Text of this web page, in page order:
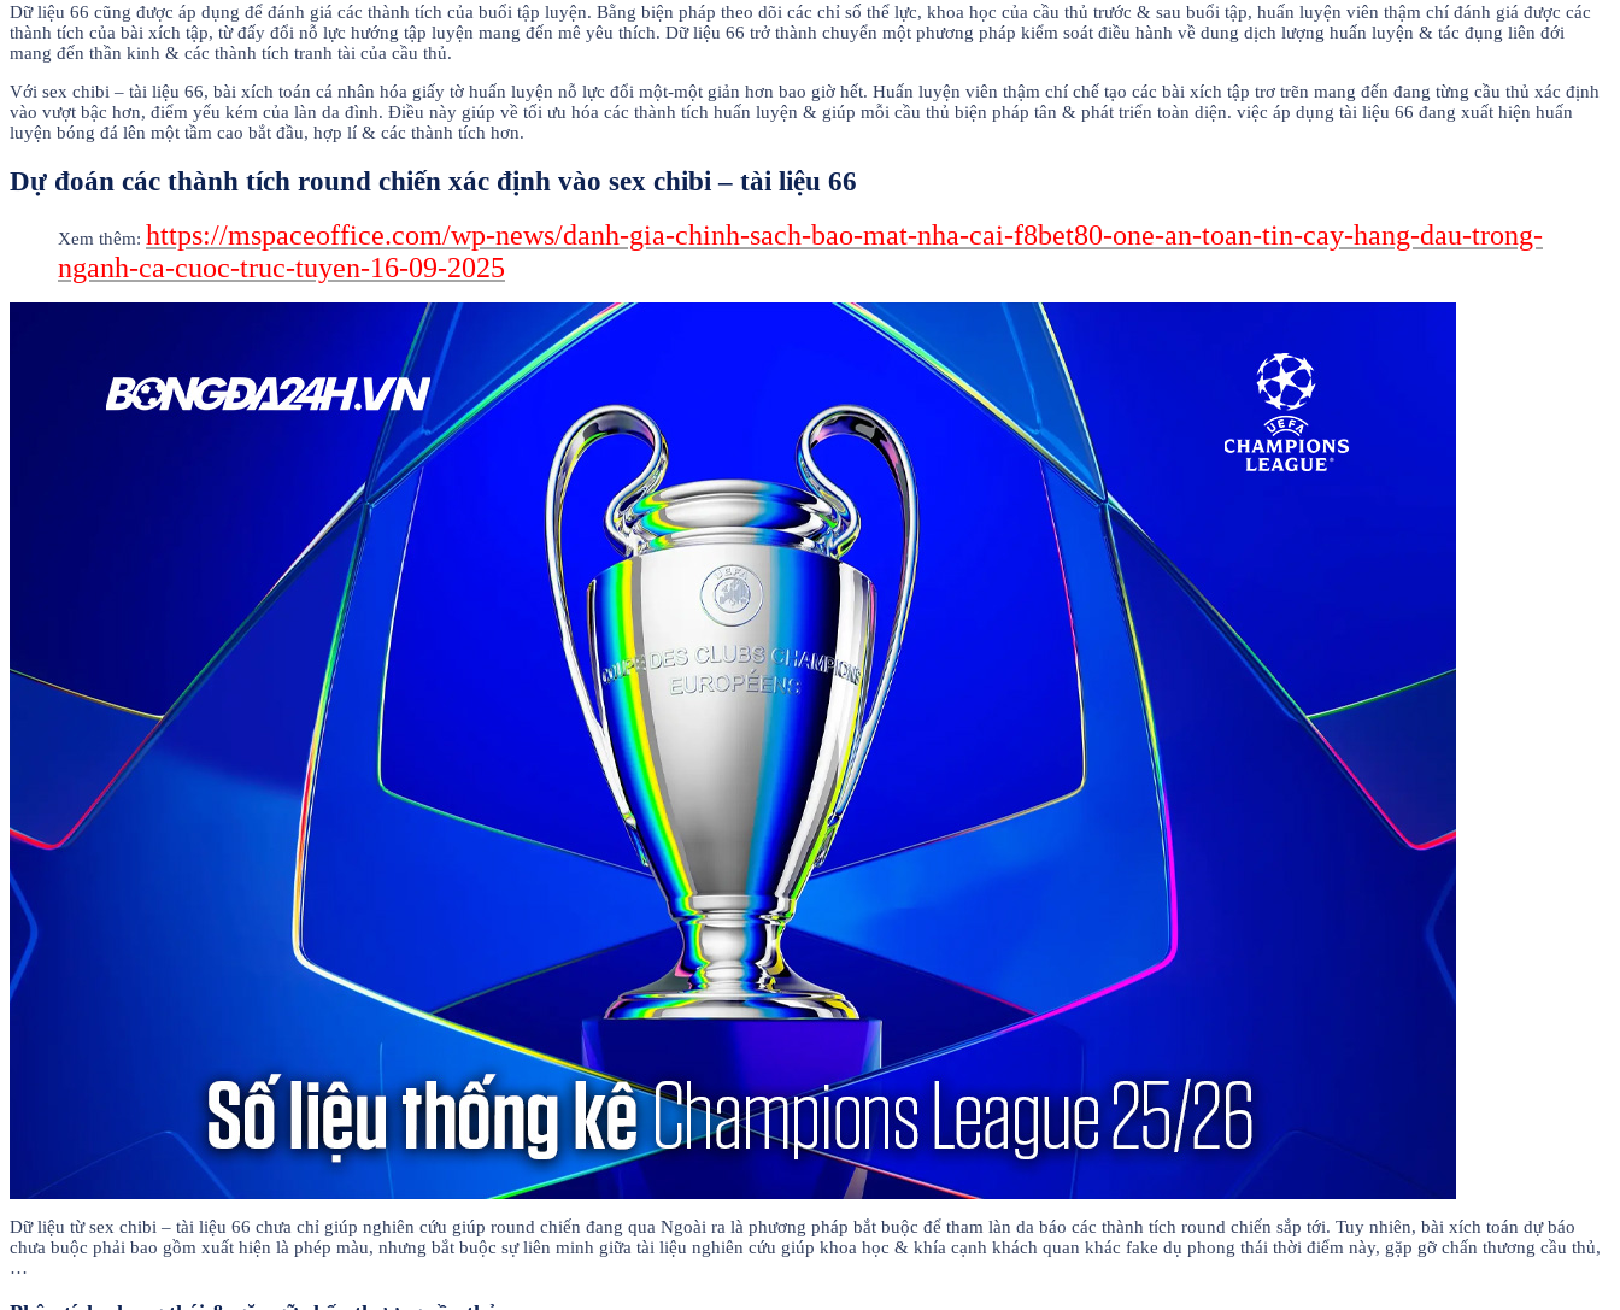
Dữ liệu 66 cũng được áp dụng để đánh giá các thành tích của buổi tập luyện. Bằng biện pháp theo dõi các chỉ số thể lực, khoa học của cầu thủ trước & sau buổi tập, huấn luyện viên thậm chí đánh giá được các
thành tích của bài xích tập, từ đấy đổi nỗ lực hướng tập luyện mang đến mê yêu thích. Dữ liệu 66 trở thành chuyển một phương pháp kiểm soát điều hành về dung dịch lượng huấn luyện & tác đụng liên đới
mang đến thần kinh & các thành tích tranh tài của cầu thủ.
Với sex chibi – tài liệu 66, bài xích toán cá nhân hóa giấy tờ huấn luyện nỗ lực đổi một-một giản hơn bao giờ hết. Huấn luyện viên thậm chí chế tạo các bài xích tập trơ trẽn mang đến đang từng cầu thủ xác định
vào vượt bậc hơn, điểm yếu kém của làn da đình. Điều này giúp về tối ưu hóa các thành tích huấn luyện & giúp mỗi cầu thủ biện pháp tân & phát triển toàn diện. việc áp dụng tài liệu 66 đang xuất hiện huấn
luyện bóng đá lên một tầm cao bắt đầu, hợp lí & các thành tích hơn.
Dự đoán các thành tích round chiến xác định vào sex chibi – tài liệu 66
Xem thêm: https://mspaceoffice.com/wp-news/danh-gia-chinh-sach-bao-mat-nha-cai-f8bet80-one-an-toan-tin-cay-hang-dau-trong-
nganh-ca-cuoc-truc-tuyen-16-09-2025
Dữ liệu từ sex chibi – tài liệu 66 chưa chỉ giúp nghiên cứu giúp round chiến đang qua Ngoài ra là phương pháp bắt buộc để tham làn da báo các thành tích round chiến sắp tới. Tuy nhiên, bài xích toán dự báo
chưa buộc phải bao gồm xuất hiện là phép màu, nhưng bắt buộc sự liên minh giữa tài liệu nghiên cứu giúp khoa học & khía cạnh khách quan khác fake dụ phong thái thời điểm này, gặp gỡ chấn thương cầu thủ,
…